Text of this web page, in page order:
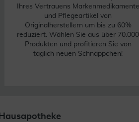
Ihres Vertrauens Markenmedikamente
und Pflegeartikel von
Originalherstellern um bis zu 60%
reduziert. Wählen Sie aus über 70.000
Produkten und profitieren Sie von
täglich neuen Schnäppchen!
Hausapotheke